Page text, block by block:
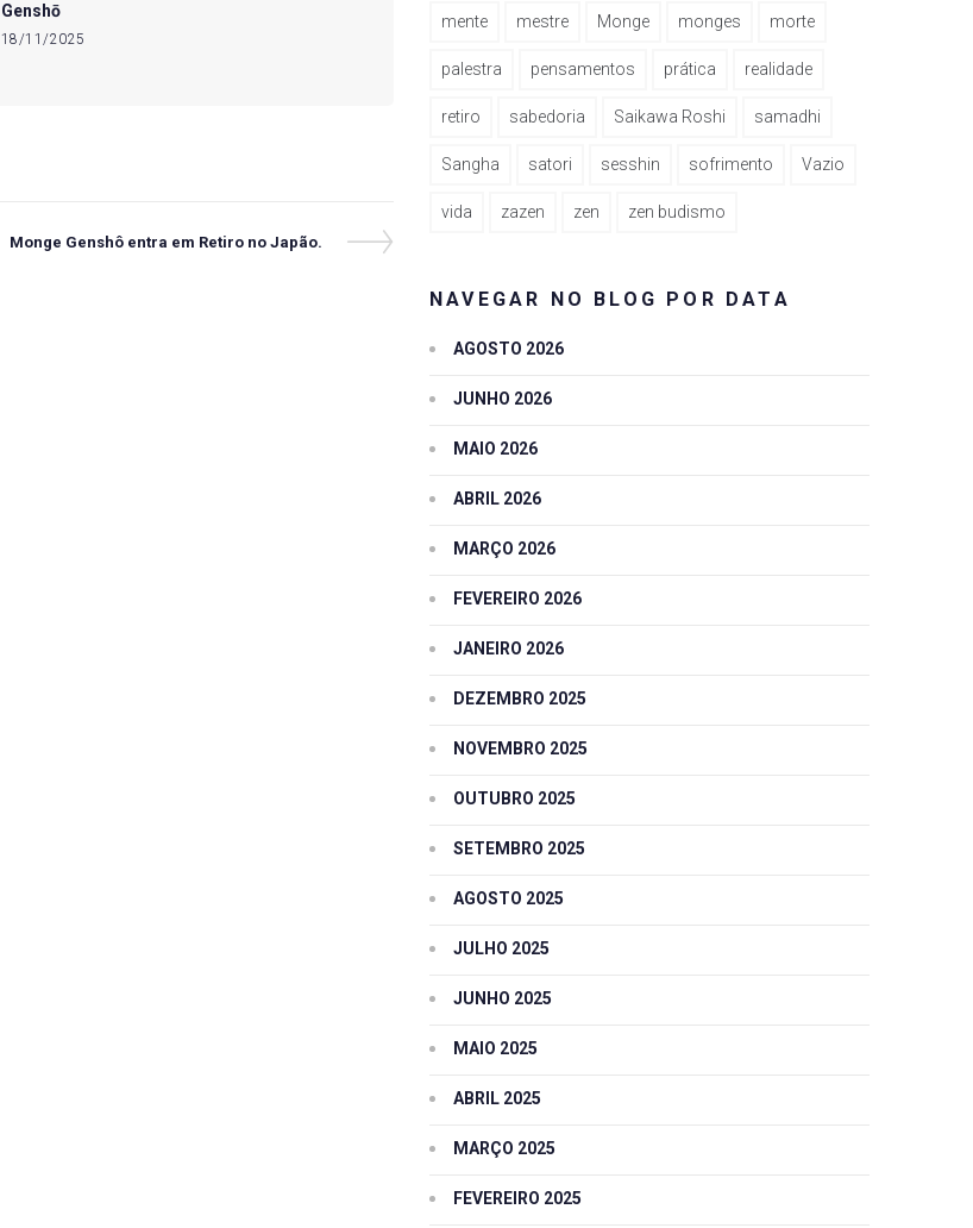
Genshō
18/11/2025
Next
Monge Genshô entra em Retiro no Japão.
mente mestre Monge monges morte
palestra pensamentos prática realidade
retiro sabedoria Saikawa Roshi samadhi
Sangha satori sesshin sofrimento Vazio
vida zazen zen zen budismo
NAVEGAR NO BLOG POR DATA
AGOSTO 2026
JUNHO 2026
MAIO 2026
ABRIL 2026
MARÇO 2026
FEVEREIRO 2026
JANEIRO 2026
DEZEMBRO 2025
NOVEMBRO 2025
OUTUBRO 2025
SETEMBRO 2025
AGOSTO 2025
JULHO 2025
JUNHO 2025
MAIO 2025
ABRIL 2025
MARÇO 2025
FEVEREIRO 2025